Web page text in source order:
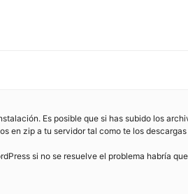
Es posible que si has subido los
en zip a tu servidor tal como te los
si no se resuelve el problema habría